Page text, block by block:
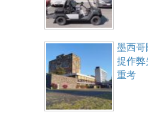
墨西
捉作
重考